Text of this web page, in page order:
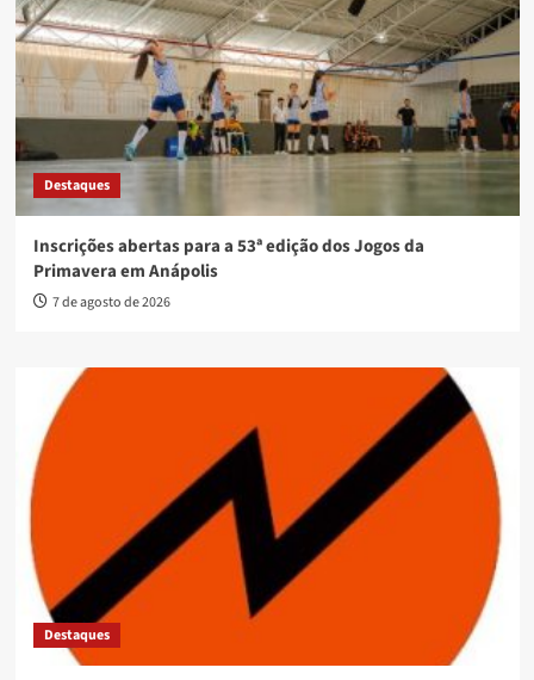
Destaques
Inscrições abertas para a 53ª edição dos Jogos da
Primavera em Anápolis
7 de agosto de 2026
Destaques